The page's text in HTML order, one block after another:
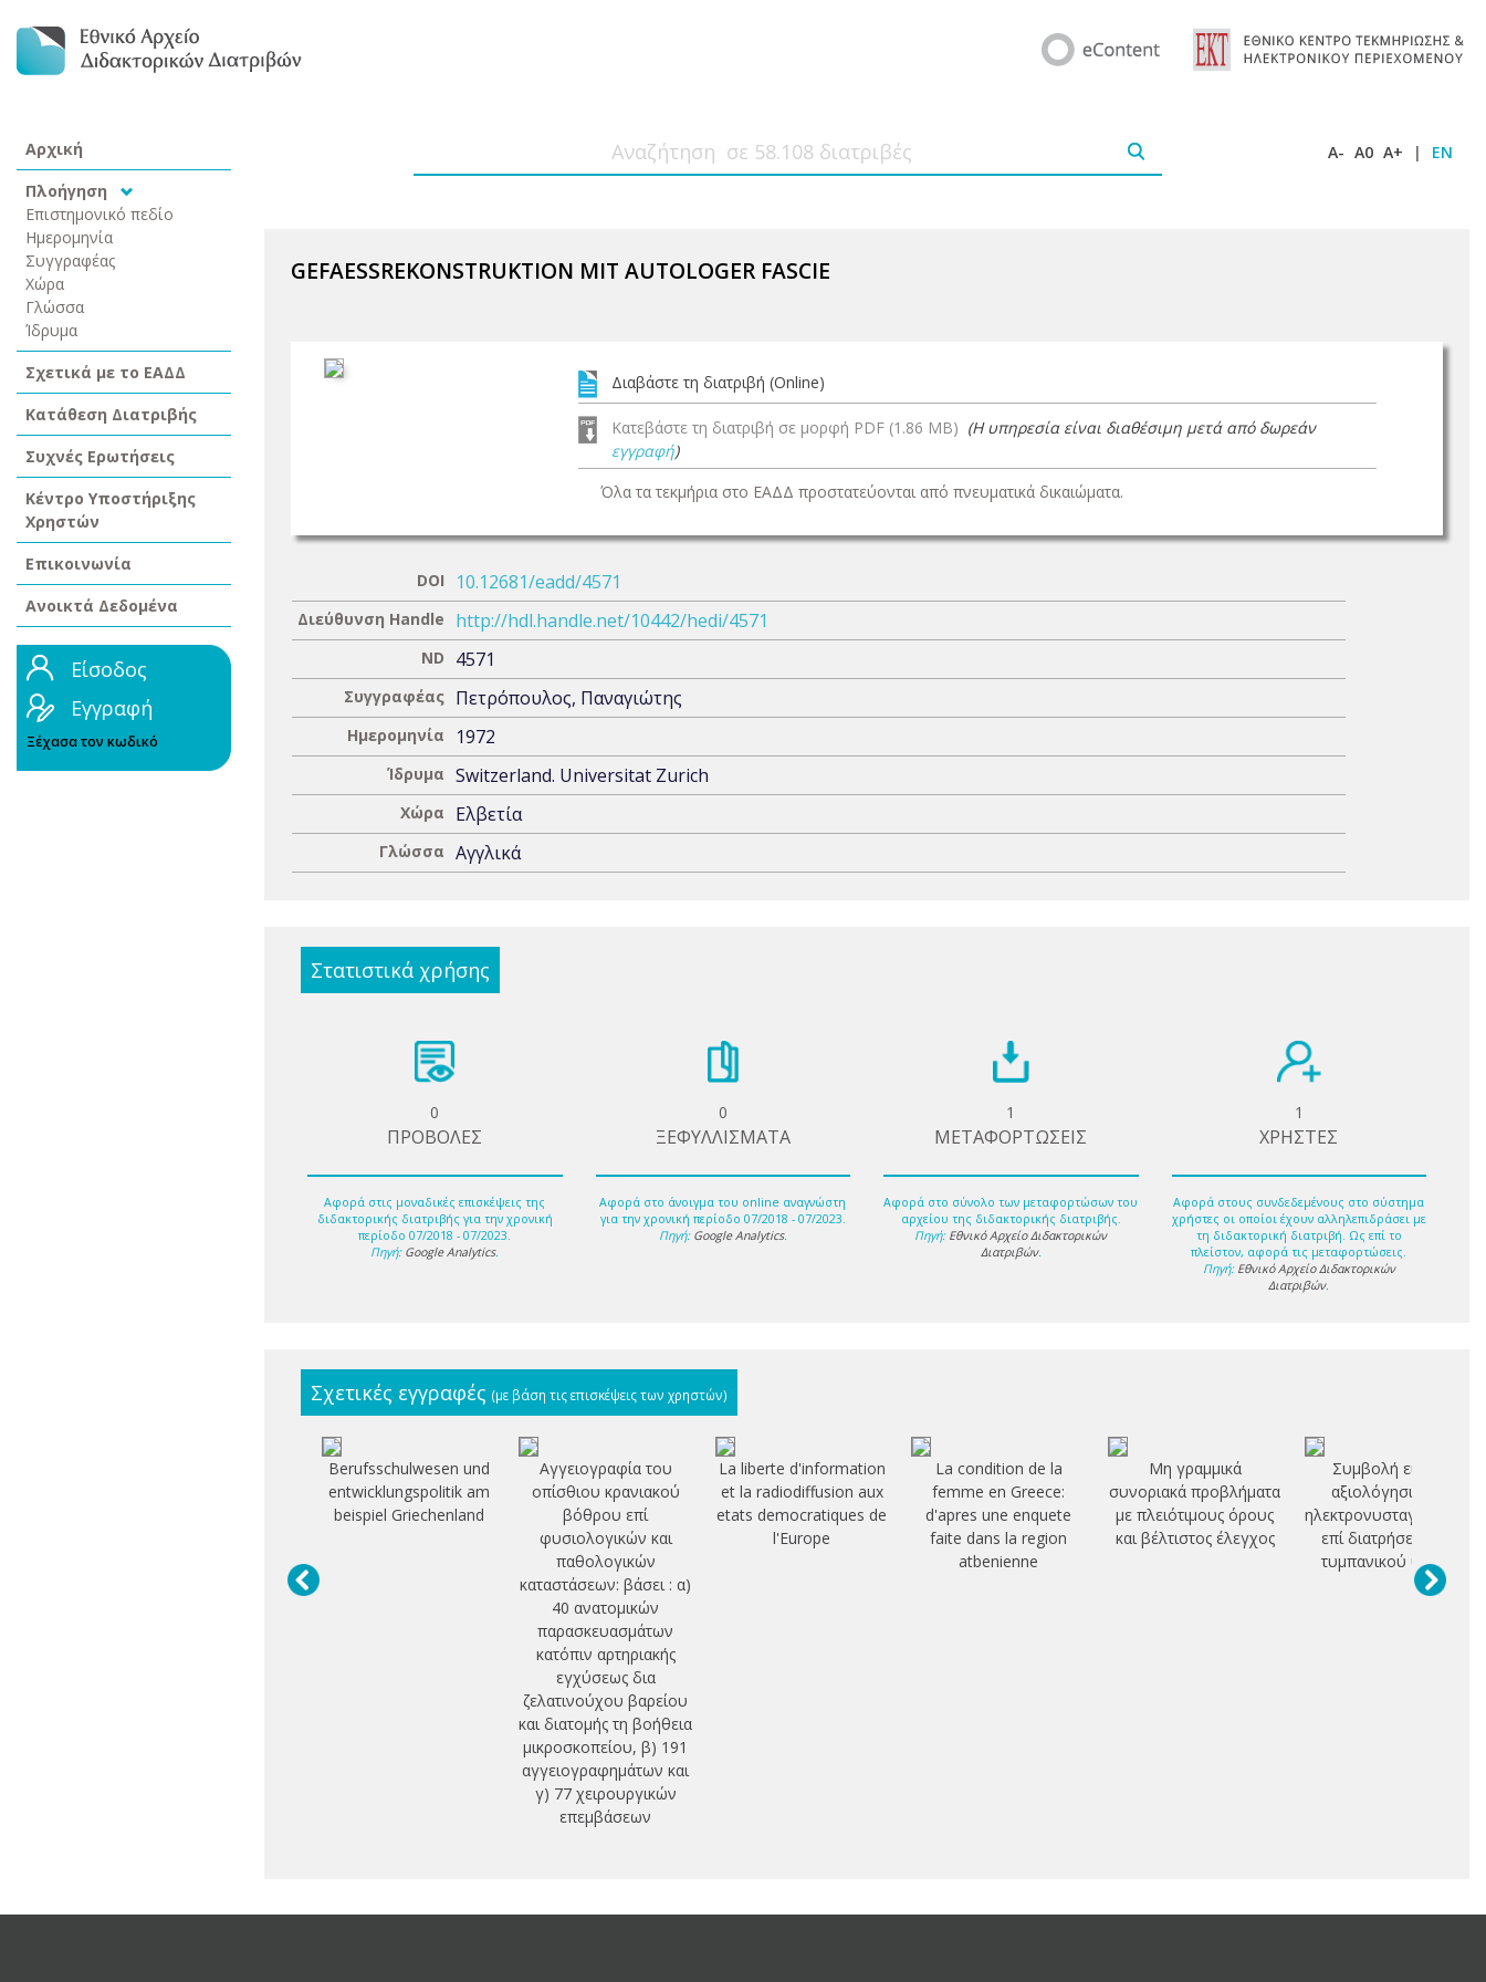
Αρχική
Πλοήγηση
Επιστημονικό πεδίο
Ημερομηνία
Συγγραφέας
Χώρα
Γλώσσα
Ίδρυμα
Σχετικά με το ΕΑΔΔ
Κατάθεση Διατριβής
Συχνές Ερωτήσεις
Κέντρο Υποστήριξης
Χρηστών
Επικοινωνία
Ανοικτά Δεδομένα
Είσοδος
Εγγραφή
Ξέχασα τον κωδικό
A- A0 A+ | EN
GEFAESSREKONSTRUKTION MIT AUTOLOGER FASCIE
Διαβάστε τη διατριβή (Online)
Κατεβάστε τη διατριβή σε μορφή PDF (1.86 MB) (Η υπηρεσία είναι διαθέσιμη μετά από δωρεάν
εγγραφή)
Όλα τα τεκμήρια στο ΕΑΔΔ προστατεύονται από πνευματικά δικαιώματα.
DOI 10.12681/eadd/4571
Διεύθυνση Handle http://hdl.handle.net/10442/hedi/4571
ND 4571
Συγγραφέας Πετρόπουλος, Παναγιώτης
Ημερομηνία 1972
Ίδρυμα Switzerland. Universitat Zurich
Χώρα Ελβετία
Γλώσσα Αγγλικά
Στατιστικά χρήσης
0
ΠΡΟΒΟΛΕΣ
Αφορά στις μοναδικές επισκέψεις της
διδακτορικής διατριβής για την χρονική
περίοδο 07/2018 - 07/2023.
Πηγή: Google Analytics.
0
ΞΕΦΥΛΛΙΣΜΑΤΑ
Αφορά στο άνοιγμα του online αναγνώστη
για την χρονική περίοδο 07/2018 - 07/2023.
Πηγή: Google Analytics.
1
ΜΕΤΑΦΟΡΤΩΣΕΙΣ
Αφορά στο σύνολο των μεταφορτώσων του
αρχείου της διδακτορικής διατριβής.
Πηγή: Εθνικό Αρχείο Διδακτορικών
Διατριβών.
1
ΧΡΗΣΤΕΣ
Αφορά στους συνδεδεμένους στο σύστημα
χρήστες οι οποίοι έχουν αλληλεπιδράσει με
τη διδακτορική διατριβή. Ως επί το
πλείστον, αφορά τις μεταφορτώσεις.
Πηγή: Εθνικό Αρχείο Διδακτορικών
Διατριβών.
Σχετικές εγγραφές (με βάση τις επισκέψεις των χρηστών)
Berufsschulwesen und
entwicklungspolitik am
beispiel Griechenland
Αγγειογραφία του
οπίσθιου κρανιακού
βόθρου επί
φυσιολογικών και
παθολογικών
καταστάσεων: βάσει : α)
40 ανατομικών
παρασκευασμάτων
κατόπιν αρτηριακής
εγχύσεως δια
ζελατινούχου βαρείου
και διατομής τη βοήθεια
μικροσκοπείου, β) 191
αγγειογραφημάτων και
γ) 77 χειρουργικών
επεμβάσεων
La liberte d'information
et la radiodiffusion aux
etats democratiques de
l'Europe
La condition de la
femme en Greece:
d'apres une enquete
faite dans la region
atbenienne
Μη γραμμικά
συνοριακά προβλήματα
με πλειότιμους όρους
και βέλτιστος έλεγχος
Συμβολή εις την
αξιολόγησιν του
επί διατρήσεως του
τυμπανικού υμένος